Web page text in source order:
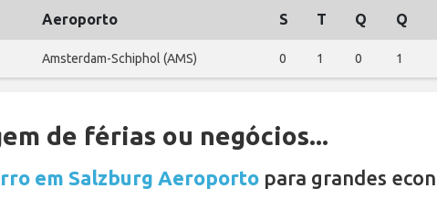
Aeroporto S T Q Q
Amsterdam-Schiphol (AMS) 0 1 0 1
de férias ou negócios...
em Salzburg Aeroporto para grandes